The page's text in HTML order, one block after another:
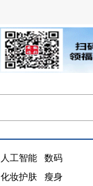
人工智能
数码
化妆护肤 瘦身